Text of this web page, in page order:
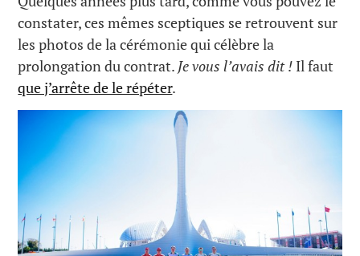
constater, ces mêmes sceptiques se retrouvent sur
les photos de la cérémonie qui célèbre la
prolongation du contrat. Je vous l’avais dit ! Il faut
que j’arrête de le répéter.